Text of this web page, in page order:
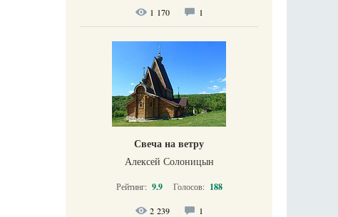
1 170 1
Свеча на ветру
Алексей Солоницын
Рейтинг: 9.9 Голосов: 188
2 239 1